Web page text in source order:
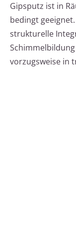
Gipsputz ist in
bedingt
strukturelle
vorzugsweise in